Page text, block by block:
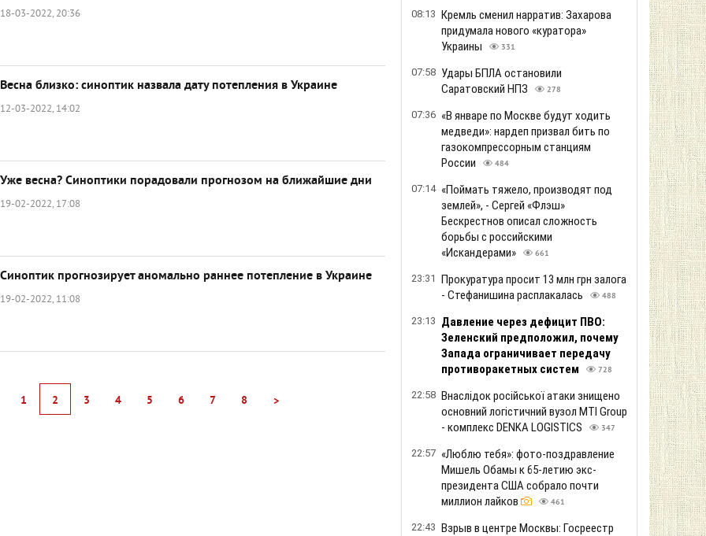
18-03-2022, 20:36
Весна близко: синоптик назвала дату потепления в Украине
12-03-2022, 14:02
Уже весна? Синоптики порадовали прогнозом на ближайшие дни
19-02-2022, 17:08
Синоптик прогнозирует аномально раннее потепление в Украине
19-02-2022, 11:08
1 2 3 4 5 6 7 8 >
08:13 Кремль сменил нарратив: Захарова
придумала нового «куратора»
Украины
331
07:58 Удары БПЛА остановили
Саратовский НПЗ
278
07:36 «В январе по Москве будут ходить
медведи»: нардеп призвал бить по
газокомпрессорным станциям
России
484
07:14 «Поймать тяжело, производят под
землей», - Сергей «Флэш»
Бескрестнов описал сложность
борьбы с российскими
«Искандерами»
661
23:31 Прокуратура просит 13 млн грн залога
- Стефанишина расплакалась
488
23:13 Давление через дефицит ПВО:
Зеленский предположил, почему
Запада ограничивает передачу
противоракетных систем
728
22:58 Внаслідок російської атаки знищено
основний логістичний вузол MTI Group
- комплекс DENKA LOGISTICS
347
22:57 «Люблю тебя»: фото-поздравление
Мишель Обамы к 65-летию экс-
президента США собрало почти
миллион лайков
461
22:43 Взрыв в центре Москвы: Госреестр